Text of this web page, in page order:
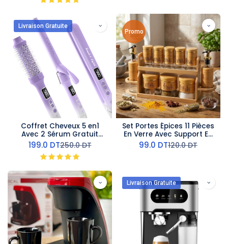
Livraison Gratuite
Coffret Cheveux 5 en1
Avec 2 Sérum Gratuit
Lexical 980°F
199.0 DT250.0DT
Promo
Set Portes Épices 11 Pièces
En Verre Avec Support En
Bois
99.0 DT120.0DT
Livraison Gratuite